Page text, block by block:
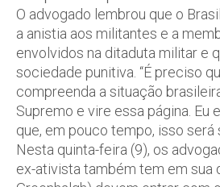
O advogado lembrou que o
a anistia aos militantes e a
envolvidos na ditaduta militar e
sociedade punitiva. “É preciso
compreenda a situação
Supremo e vire essa página. Eu
que, em pouco tempo, isso será
Nesta quinta-feira (9), os
ex-ativista também tem em sua